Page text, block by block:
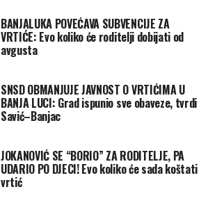
BANJALUKA POVEĆAVA SUBVENCIJE ZA
VRTIĆE: Evo koliko će roditelji dobijati od
avgusta
SNSD OBMANJUJE JAVNOST O VRTIĆIMA U
BANJA LUCI: Grad ispunio sve obaveze, tvrdi
Savić–Banjac
JOKANOVIĆ SE “BORIO” ZA RODITELJE, PA
UDARIO PO DJECI! Evo koliko će sada koštati
vrtić